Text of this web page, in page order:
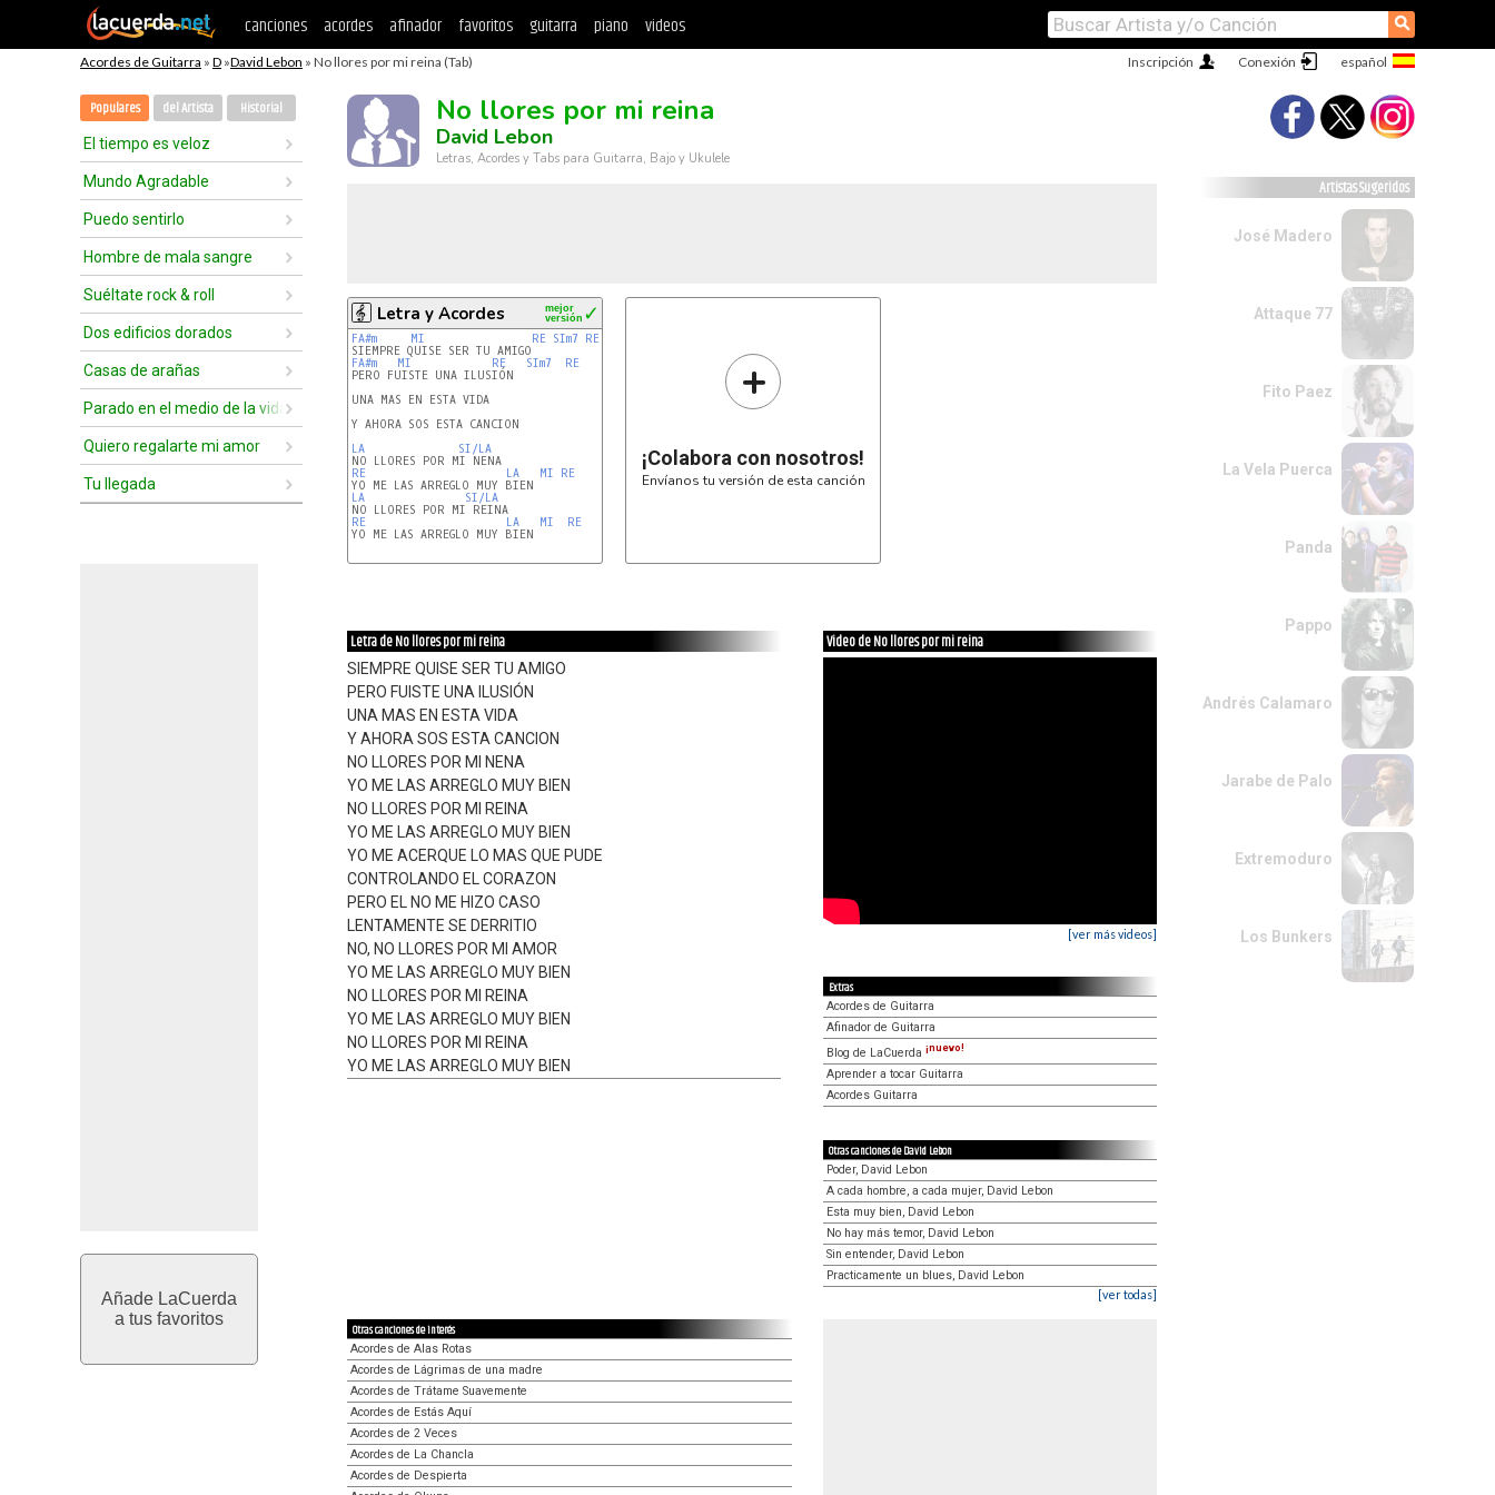
canciones acordes afinador favoritos guitarra piano videos ⚲
Acordes de Guitarra » D »David Lebon » No llores por mi reina (Tab) Conexión
Inscripción
Populares del Artista Historial
El tiempo es veloz
Mundo Agradable
Puedo sentirlo
Hombre de mala sangre
Suéltate rock & roll
Dos edificios dorados
Casas de arañas
Parado en el medio de la vida
Quiero regalarte mi amor
Tu llegada
Añade LaCuerda
a tus favoritos
No llores por mi reina
David Lebon
Letras, Acordes y Tabs para Guitarra, Bajo y Ukulele
Letra y Acordes ✓
mejor
versión
FA#m MI RE SIm7
RE
FA#m
MI RE SIm7
RE
PERO FUISTE UNA ILUSIÓN
UNA MAS EN ESTA VIDA
Y AHORA SOS ESTA CANCION
LA
SI/LA
RE
LA MI
RE
LA
SI/LA
RE
LA MI
RE
YO ME LAS ARREGLO MUY BIEN
+
¡Colabora con nosotros!
Envíanos tu versión de esta canción
Letra de No llores por mi reina
SIEMPRE QUISE SER TU AMIGO
PERO FUISTE UNA ILUSIÓN
UNA MAS EN ESTA VIDA
Y AHORA SOS ESTA CANCION
NO LLORES POR MI NENA
YO ME LAS ARREGLO MUY BIEN
NO LLORES POR MI REINA
YO ME LAS ARREGLO MUY BIEN
YO ME ACERQUE LO MAS QUE PUDE
CONTROLANDO EL CORAZON
PERO EL NO ME HIZO CASO
LENTAMENTE SE DERRITIO
NO, NO LLORES POR MI AMOR
YO ME LAS ARREGLO MUY BIEN
NO LLORES POR MI REINA
YO ME LAS ARREGLO MUY BIEN
NO LLORES POR MI REINA
YO ME LAS ARREGLO MUY BIEN
Video de No llores por mi reina
[ver más videos]
Extras
Acordes de Guitarra
Afinador de Guitarra
Blog de LaCuerda ¡nuevo!
Aprender a tocar Guitarra
Acordes Guitarra
Otras canciones de David Lebon
Poder, David Lebon
A cada hombre, a cada mujer, David Lebon
Esta muy bien, David Lebon
No hay más temor, David Lebon
Sin entender, David Lebon
Practicamente un blues, David Lebon
[ver todas]
Otras canciones de interés
Acordes de Alas Rotas
Acordes de Lágrimas de una madre
Acordes de Trátame Suavemente
Acordes de Estás Aquí
Acordes de 2 Veces
Acordes de La Chancla
Acordes de Despierta
Artistas Sugeridos
José Madero
Attaque 77
Fito Paez
La Vela Puerca
Panda
Pappo
Andrés Calamaro
Jarabe de Palo
Extremoduro
Los Bunkers